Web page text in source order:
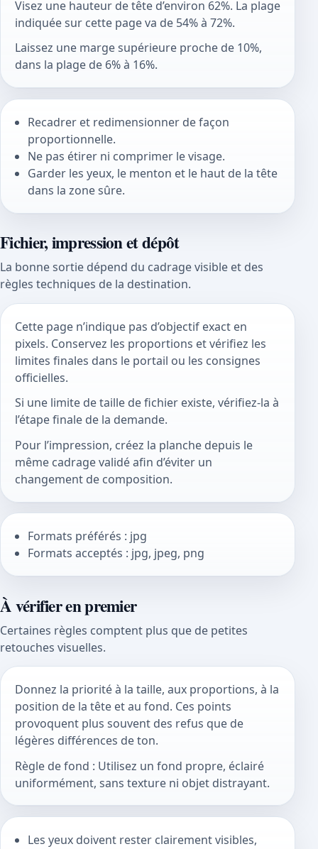
Visez une hauteur de tête d’environ 62%. La plage
indiquée sur cette page va de 54% à 72%.
Laissez une marge supérieure proche de 10%,
dans la plage de 6% à 16%.
Recadrer et redimensionner de façon
proportionnelle.
Ne pas étirer ni comprimer le visage.
Garder les yeux, le menton et le haut de la tête
dans la zone sûre.
Fichier, impression et dépôt
La bonne sortie dépend du cadrage visible et des
règles techniques de la destination.
Cette page n’indique pas d’objectif exact en
pixels. Conservez les proportions et vérifiez les
limites finales dans le portail ou les consignes
officielles.
Si une limite de taille de fichier existe, vérifiez-la à
l’étape finale de la demande.
Pour l’impression, créez la planche depuis le
même cadrage validé afin d’éviter un
changement de composition.
Formats préférés : jpg
Formats acceptés : jpg, jpeg, png
À vérifier en premier
Certaines règles comptent plus que de petites
retouches visuelles.
Donnez la priorité à la taille, aux proportions, à la
position de la tête et au fond. Ces points
provoquent plus souvent des refus que de
légères différences de ton.
Règle de fond : Utilisez un fond propre, éclairé
uniformément, sans texture ni objet distrayant.
Les yeux doivent rester clairement visibles,